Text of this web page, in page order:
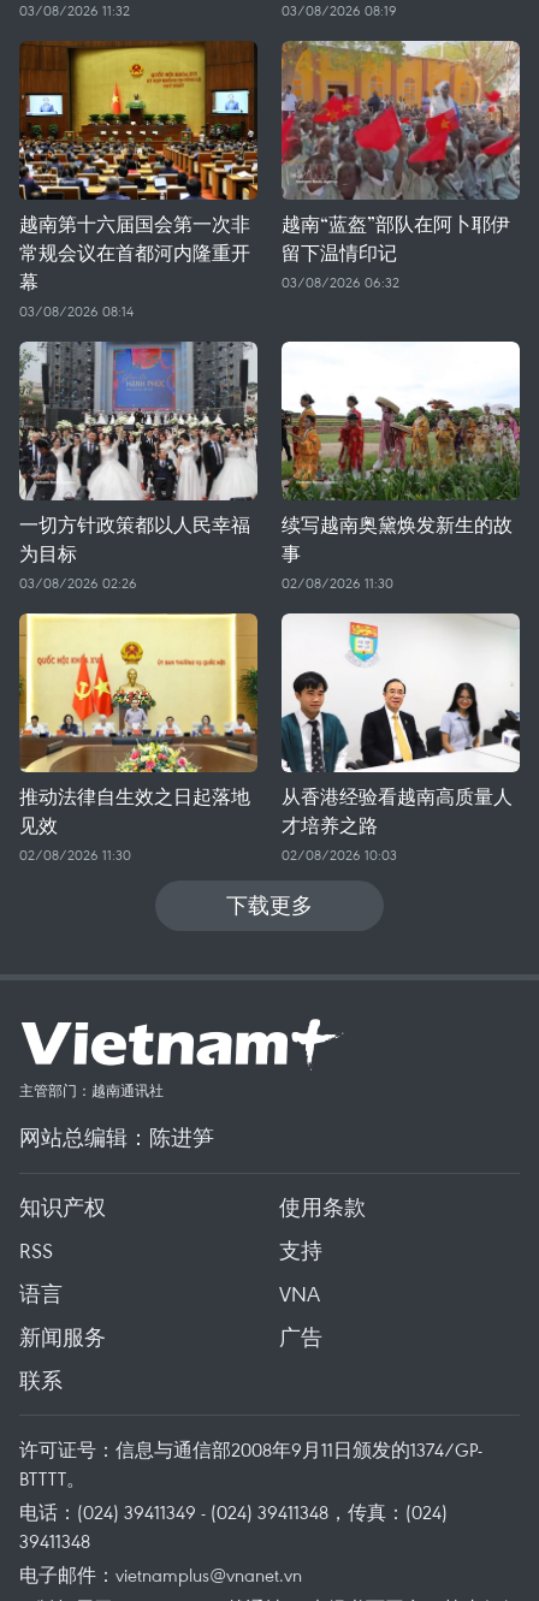
03/08/2026 11:32 03/08/2026 08:19
越南第十六届国会第一次非
常规会议在首都河内隆重开
幕
03/08/2026 08:14
越南“蓝盔”部队在阿卜耶伊
留下温情印记
03/08/2026 06:32
一切方针政策都以人民幸福
为目标
03/08/2026 02:26
续写越南奥黛焕发新生的故
事
02/08/2026 11:30
推动法律自生效之日起落地
见效
02/08/2026 11:30
从香港经验看越南高质量人
才培养之路
02/08/2026 10:03
下载更多
主管部门：越南通讯社
网站总编辑：陈进笋
知识产权
使用条款
RSS
支持
语言
VNA
新闻服务
广告
联系
许可证号：信息与通信部2008年9月11日颁发的1374/GP-
BTTTT。
电话：(024) 39411349 - (024) 39411348，传真：(024)
39411348
电子邮件： vietnamplus@vnanet.vn